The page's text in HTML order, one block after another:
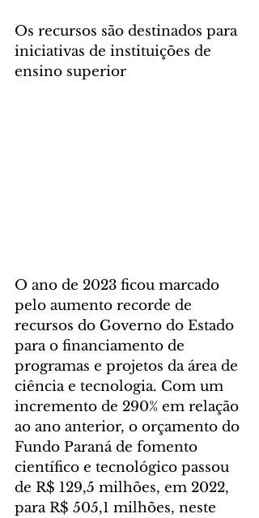
Os recursos são destinados para
iniciativas de instituições de
ensino superior
O ano de 2023 ficou marcado
pelo aumento recorde de
recursos do Governo do Estado
para o financiamento de
programas e projetos da área de
ciência e tecnologia. Com um
incremento de 290% em relação
ao ano anterior, o orçamento do
Fundo Paraná de fomento
científico e tecnológico passou
de R$ 129,5 milhões, em 2022,
para R$ 505,1 milhões, neste